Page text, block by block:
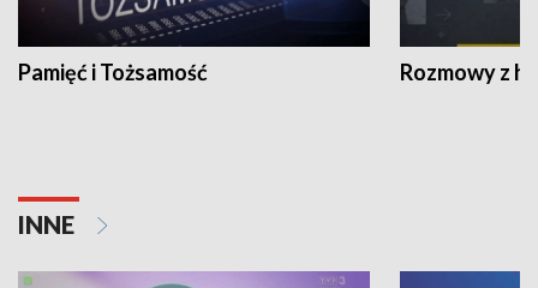
Pamięć i Tożsamość Rozmowy z
INNE